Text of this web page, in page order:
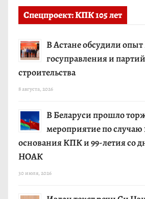
Спецпроект: КПК 105 лет
В Астане обсудили
госуправления и
строительства
8 августа, 2026
В Беларуси прошло
мероприятие по случаю
основания КПК и 99-летия со
НОАК
30 июля, 2026